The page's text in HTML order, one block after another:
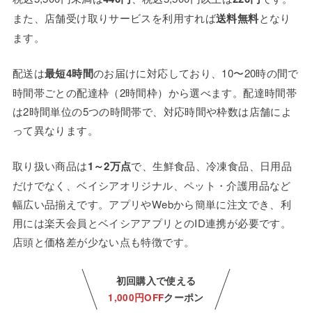
また、店舗受け取りサービスを利用すれば送料無料となり
ます。
配送は最短4時間のお届けに対応しており、10〜20時の間で
時間帯ごとの配達枠（2時間枠）から選べます。配達時間帯
は2時間単位の5つの時間帯で、対応時間や枠数は店舗によ
って異なります。
取り扱い商品は1～2万点で、生鮮食品、冷凍食品、日用品
だけでなく、ベイシアオリジナル、ペット・介護用品など
幅広い品揃えです。アプリやWebから簡単に注文でき、利
用には楽天会員とベイシアアプリとのID連携が必要です。
店頭と価格差が少ない点も特徴です。
初回購入で使える
1,000円OFFクーポン